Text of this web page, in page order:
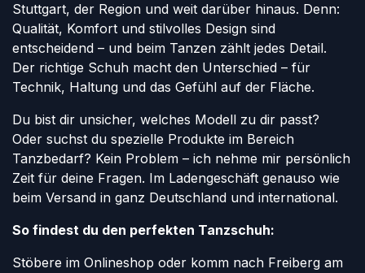
Stuttgart, der Region und weit darüber hinaus. Denn:
Qualität, Komfort und stilvolles Design sind
entscheidend – und beim Tanzen zählt jedes Detail.
Der richtige Schuh macht den Unterschied – für
Technik, Haltung und das Gefühl auf der Fläche.
Du bist dir unsicher, welches Modell zu dir passt?
Oder suchst du spezielle Produkte im Bereich
Tanzbedarf? Kein Problem – ich nehme mir persönlich
Zeit für deine Fragen. Im Ladengeschäft genauso wie
beim Versand in ganz Deutschland und international.
So findest du den perfekten Tanzschuh:
Stöbere im Onlineshop oder komm nach Freiberg am